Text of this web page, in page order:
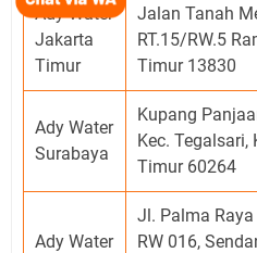
Ady Water
Jakarta
Timur
Jalan Tanah
RT.15/RW.5
Timur 13830
Ady Water
Surabaya
Kupang
Kec. Tegalsari,
Timur 60264
Ady Water
Jl. Palma Raya
RW 016,